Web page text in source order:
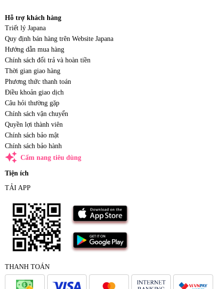
Hỗ trợ khách hàng
Triết lý Japana
Quy định bán hàng trên Website Japana
Hướng dẫn mua hàng
Chính sách đổi trả và hoàn tiền
Thời gian giao hàng
Phương thức thanh toán
Điều khoản giao dịch
Câu hỏi thường gặp
Chính sách vận chuyển
Quyền lợi thành viên
Chính sách bảo mật
Chính sách bảo hành
auto_awesome Cẩm nang tiêu dùng
Tiện ích
TẢI APP
THANH TOÁN